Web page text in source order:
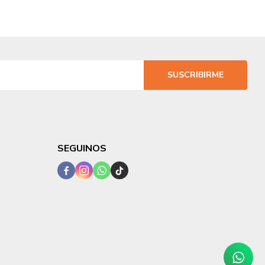
SUSCRIBIRME
SEGUINOS
   